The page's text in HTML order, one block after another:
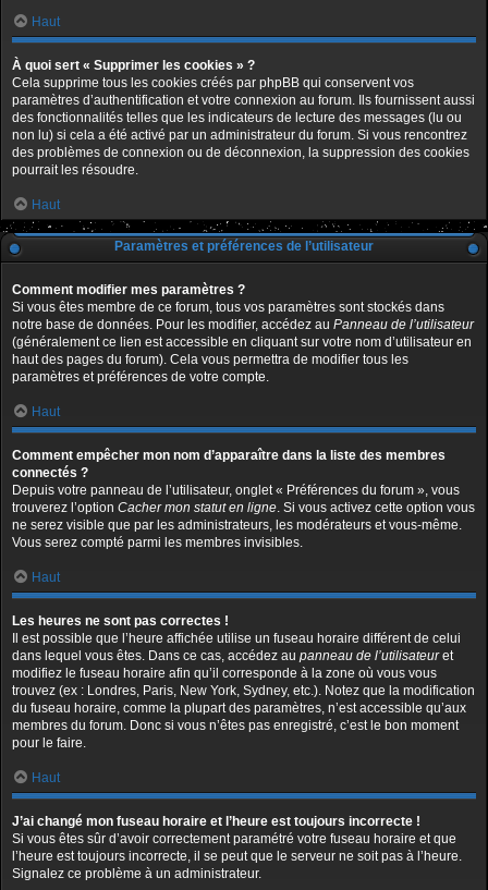
Haut
À quoi sert « Supprimer les cookies » ?
Cela supprime tous les cookies créés par phpBB qui conservent vos
paramètres d’authentification et votre connexion au forum. Ils fournissent aussi
des fonctionnalités telles que les indicateurs de lecture des messages (lu ou
non lu) si cela a été activé par un administrateur du forum. Si vous rencontrez
des problèmes de connexion ou de déconnexion, la suppression des cookies
pourrait les résoudre.
Haut
Paramètres et préférences de l’utilisateur
Comment modifier mes paramètres ?
Si vous êtes membre de ce forum, tous vos paramètres sont stockés dans
notre base de données. Pour les modifier, accédez au Panneau de l’utilisateur
(généralement ce lien est accessible en cliquant sur votre nom d’utilisateur en
haut des pages du forum). Cela vous permettra de modifier tous les
paramètres et préférences de votre compte.
Haut
Comment empêcher mon nom d’apparaître dans la liste des membres
connectés ?
Depuis votre panneau de l’utilisateur, onglet « Préférences du forum », vous
trouverez l’option Cacher mon statut en ligne. Si vous activez cette option vous
ne serez visible que par les administrateurs, les modérateurs et vous-même.
Vous serez compté parmi les membres invisibles.
Haut
Les heures ne sont pas correctes !
Il est possible que l’heure affichée utilise un fuseau horaire différent de celui
dans lequel vous êtes. Dans ce cas, accédez au panneau de l’utilisateuret
modifiez le fuseau horaire afin qu’il corresponde à la zone où vous vous
trouvez (ex : Londres, Paris, New York, Sydney, etc.). Notez que la modification
du fuseau horaire, comme la plupart des paramètres, n’est accessible qu’aux
membres du forum. Donc si vous n’êtes pas enregistré, c’est le bon moment
pour le faire.
Haut
J’ai changé mon fuseau horaire et l’heure est toujours incorrecte !
Si vous êtes sûr d’avoir correctement paramétré votre fuseau horaire et que
l’heure est toujours incorrecte, il se peut que le serveur ne soit pas à l’heure.
Signalez ce problème à un administrateur.